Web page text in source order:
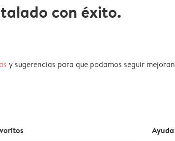
con éxito.
y sugerencias para que podamos seguir
Ayuda